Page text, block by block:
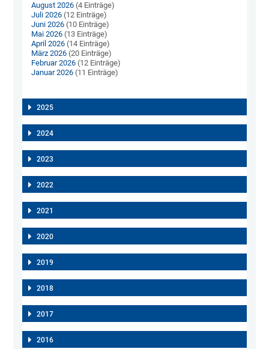
August 2026 (4 Einträge)
Juli 2026 (12 Einträge)
Juni 2026 (10 Einträge)
Mai 2026 (13 Einträge)
April 2026 (14 Einträge)
März 2026 (20 Einträge)
Februar 2026 (12 Einträge)
Januar 2026 (11 Einträge)
2025
2024
2023
2022
2021
2020
2019
2018
2017
2016